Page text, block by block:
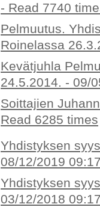
- Read 7740
Pelmuutus.
Roinelassa
Kevätjuhla
24.5.2014. - 09/
Soittajien
Read 6285 times
Yhdistyksen
08/12/2019
Yhdistyksen
03/12/2018